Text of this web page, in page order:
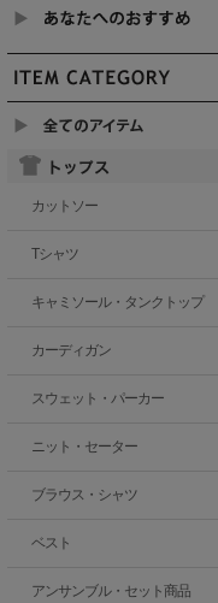
カットソー
Tシャツ
キャミソール・タンクトップ
カーディガン
スウェット・パーカー
ニット・セーター
ブラウス・シャツ
ベスト
アンサンブル・セット商品